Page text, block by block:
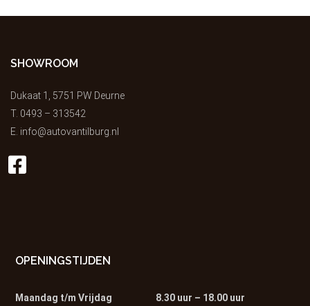
SHOWROOM
Dukaat 1, 5751 PW Deurne
T. 0493 – 313542
E. info@autovantilburg.nl
OPENINGSTIJDEN
Maandag t/m Vrijdag 8.30 uur – 18.00 uur